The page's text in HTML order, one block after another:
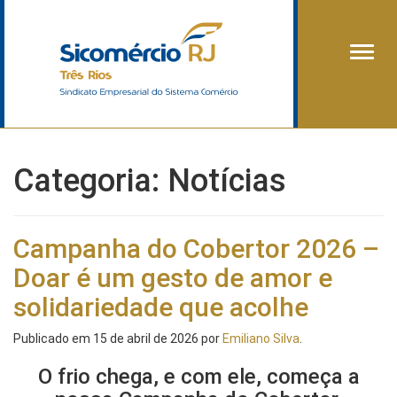
Categoria: Notícias
Campanha do Cobertor 2026 –
Doar é um gesto de amor e
solidariedade que acolhe
Publicado em 15 de abril de 2026 por Emiliano Silva
O frio chega, e com ele, começa a